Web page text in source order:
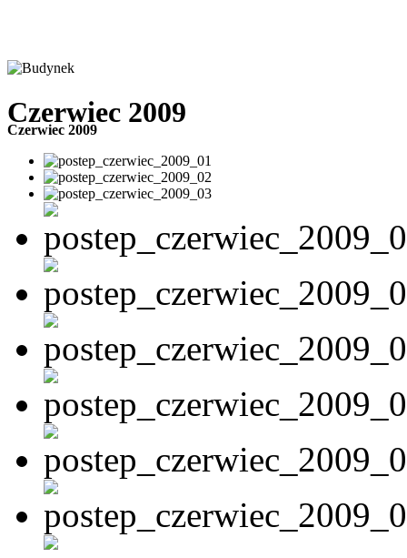
Czerwiec 2009
Czerwiec 2009